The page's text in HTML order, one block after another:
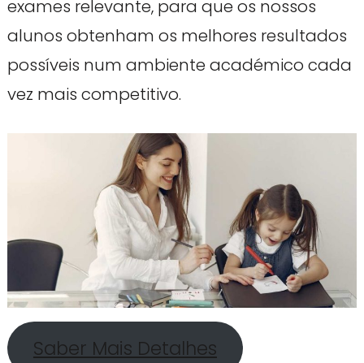
exames relevante, para que os nossos
alunos obtenham os melhores resultados
possíveis num ambiente académico cada
vez mais competitivo.
Saber Mais Detalhes